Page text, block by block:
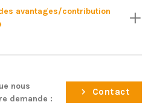
avantages/contribution
nous
demande :
Contact